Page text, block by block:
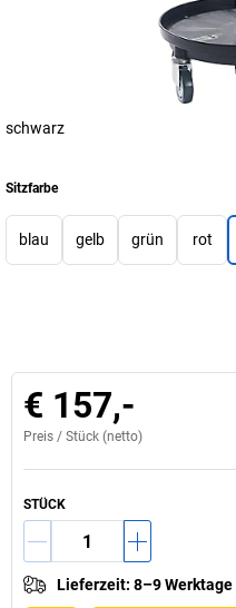
schwarz
Sitzfarbe
blau gelb grün rot
€ 157,-
Preis / Stück (netto)
STÜCK
Lieferzeit: 8–9 Werktage